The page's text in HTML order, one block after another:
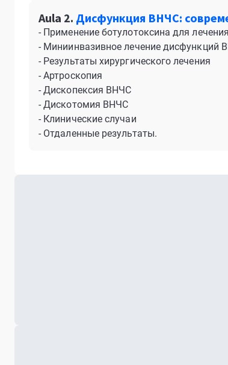
Aula 2. Дисфункция ВНЧС:
- Применение ботулотоксина для
- Миниинвазивное лечение дисфункций
- Результаты хирургического лечения
- Артроскопия
- Дископексия ВНЧС
- Дискотомия ВНЧС
- Клинические случаи
- Отдаленные результаты.